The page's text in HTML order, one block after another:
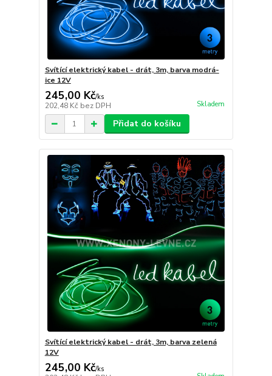
Svítící elektrický kabel - drát, 3m, barva modrá-
ice 12V
245,00 Kč/ks
202,48 Kč bez DPH Skladem
Přidat do košíku
Svítící elektrický kabel - drát, 3m, barva zelená
12V
245,00 Kč/ks